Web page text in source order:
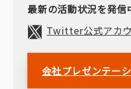
最新の活動状況を発信
Twitter公式アカ
会社プレゼンテー